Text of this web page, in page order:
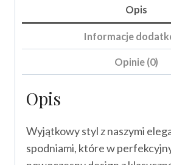
Opis
Informacje
Opinie (0)
Opis
Wyjątkowy styl z naszymi
spodniami, które w